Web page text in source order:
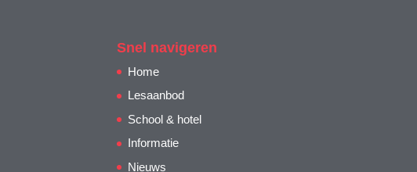
Snel navigeren
Home
Lesaanbod
School & hotel
Informatie
Nieuws